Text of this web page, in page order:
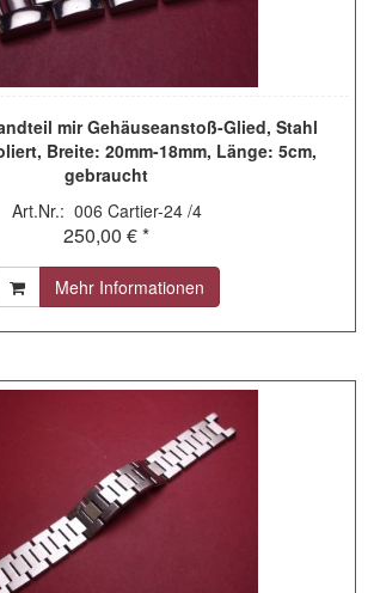
mir Gehäuseanstoß-Glied, Stahl
Breite: 20mm-18mm, Länge: 5cm,
gebraucht
Art.Nr.: 006 Cartier-24 /4
250,00 € *
Mehr Informationen